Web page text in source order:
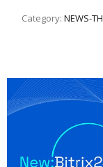
Category: NEWS-TH